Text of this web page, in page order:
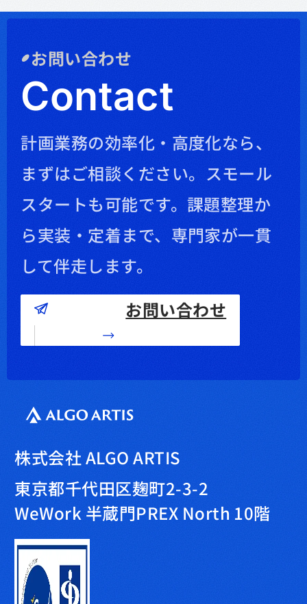
お問い合わせ
Contact
計画業務の効率化・高度化なら、
まずはご相談ください。 スモール
スタートも可能です。課題整理か
ら実装・定着まで、専門家が一貫
して伴走します。
お問い合わせ
株式会社 ALGO ARTIS
東京都千代田区麹町2-3-2
WeWork 半蔵門PREX North 10階